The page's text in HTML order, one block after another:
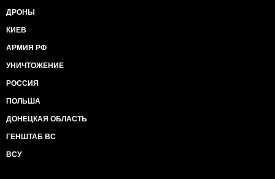
ДРОНЫ
КИЕВ
АРМИЯ РФ
УНИЧТОЖЕНИЕ
РОССИЯ
ПОЛЬША
ДОНЕЦКАЯ ОБЛАСТЬ
ГЕНШТАБ ВС
ВСУ